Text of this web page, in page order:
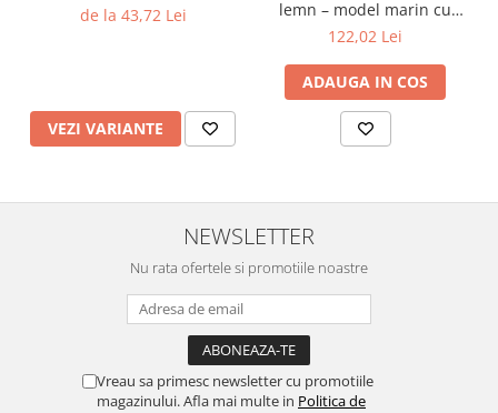
de la 43,72 Lei
VEZI VARIANTE
lemn – model marin cu
ancoră și dungi bleumarin
122,02 Lei
ADAUGA IN COS
NEWSLETTER
Nu rata ofertele si promotiile noastre
Vreau sa primesc newsletter cu promotiile
magazinului. Afla mai multe in Politica de